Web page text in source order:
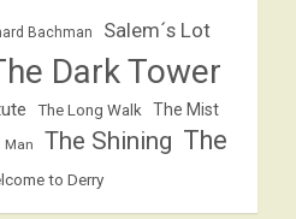
Bachman Salem´s Lot
Dark Tower
The Long Walk The Mist
Man The Shining The
to Derry